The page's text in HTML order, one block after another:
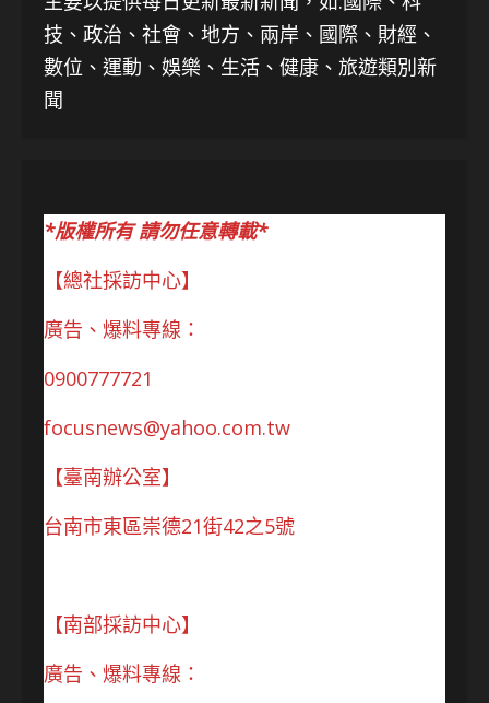
技、 政治、社會、地方、兩岸、國際、財經、
數位、運動、娛樂、生活、健康、旅遊類別新
聞
*版權所有 請勿任意轉載*
【總社採訪中心】
廣告、爆料專線：
0900777721
focusnews@yahoo.com.tw
【臺南辦公室】
台南市東區崇德21街42之5號
【南部採訪中心】
廣告、爆料專線：